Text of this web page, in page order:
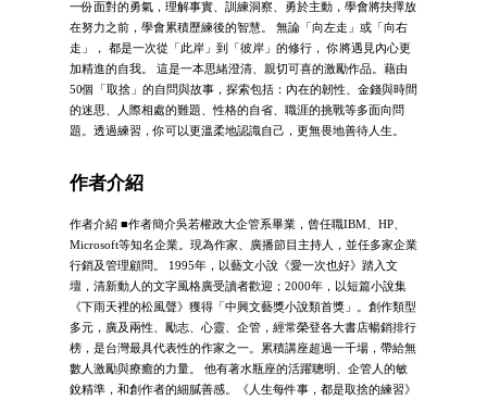
一份面對的勇氣，理解事實、訓練洞察、勇於主動，學會將抉擇放
在努力之前，學會累積歷練後的智慧。 無論「向左走」或「向右
走」， 都是一次從「此岸」到「彼岸」的修行， 你將遇見內心更
加精進的自我。 這是一本思緒澄清、親切可喜的激勵作品。藉由
50個「取捨」的自問與故事，探索包括：內在的韌性、金錢與時間
的迷思、人際相處的難題、性格的自省、職涯的挑戰等多面向問
題。透過練習，你可以更溫柔地認識自己，更無畏地善待人生。
作者介紹
作者介紹 ■作者簡介吳若權政大企管系畢業，曾任職IBM、HP、
Microsoft等知名企業。現為作家、廣播節目主持人，並任多家企業
行銷及管理顧問。 1995年，以藝文小說《愛一次也好》踏入文
壇，清新動人的文字風格廣受讀者歡迎；2000年，以短篇小說集
《下雨天裡的松風聲》獲得「中興文藝獎小說類首獎」。創作類型
多元，廣及兩性、勵志、心靈、企管，經常榮登各大書店暢銷排行
榜，是台灣最具代表性的作家之一。累積講座超過一千場，帶給無
數人激勵與療癒的力量。 他有著水瓶座的活躍聰明、企管人的敏
銳精準，和創作者的細膩善感。《人生每件事，都是取捨的練習》